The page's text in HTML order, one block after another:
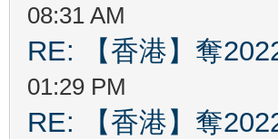
08:31 AM
RE: 【香港】奪
01:29 PM
RE: 【香港】奪